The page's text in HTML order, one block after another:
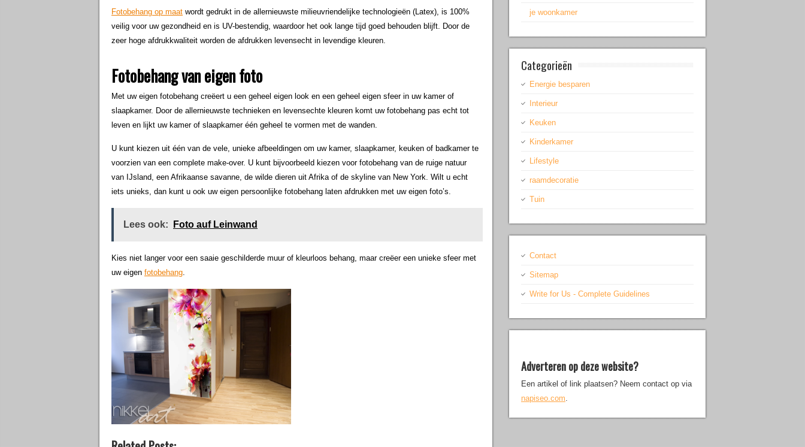
Fotobehang op maat wordt gedrukt in de allernieuwste milieuvriendelijke technologieën (Latex), is 100%
veilig voor uw gezondheid en is UV-bestendig, waardoor het ook lange tijd goed behouden blijft. Door de
zeer hoge afdrukkwaliteit worden de afdrukken levensecht in levendige kleuren.
Fotobehang van eigen foto
Met uw eigen fotobehang creëert u een geheel eigen look en een geheel eigen sfeer in uw kamer of
slaapkamer. Door de allernieuwste technieken en levensechte kleuren komt uw fotobehang pas echt tot
leven en lijkt uw kamer of slaapkamer één geheel te vormen met de wanden.
U kunt kiezen uit één van de vele, unieke afbeeldingen om uw kamer, slaapkamer, keuken of badkamer te
voorzien van een complete make-over. U kunt bijvoorbeeld kiezen voor fotobehang van de ruige natuur
van IJsland, een Afrikaanse savanne, de wilde dieren uit Afrika of de skyline van New York. Wilt u echt
iets unieks, dan kunt u ook uw eigen persoonlijke fotobehang laten afdrukken met uw eigen foto’s.
Lees ook: Foto auf Leinwand
Kies niet langer voor een saaie geschilderde muur of kleurloos behang, maar creëer een unieke sfeer met
uw eigen fotobehang.
je woonkamer
Categorieën
Energie besparen
Interieur
Keuken
Kinderkamer
Lifestyle
raamdecoratie
Tuin
Contact
Sitemap
Write for Us - Complete Guidelines
Adverteren op deze website?
Een artikel of link plaatsen? Neem contact op via
napiseo.com.